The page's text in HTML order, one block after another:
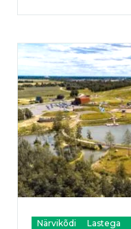
Närvikõdi Lastega